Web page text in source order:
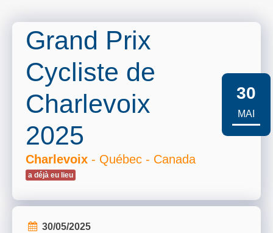
Grand Prix
Cycliste de
Charlevoix
2025
Charlevoix - Québec - Canada
a déjà eu lieu
30
MAI
30/05/2025